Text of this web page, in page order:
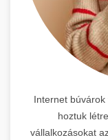
Internet búvárok
hoztuk
vállalkozásokat